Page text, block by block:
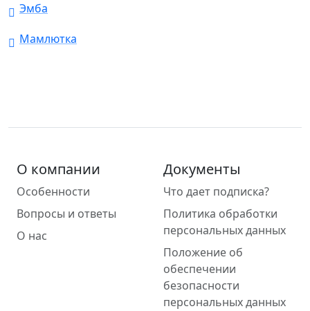
Эмба
Мамлютка
О компании
Особенности
Вопросы и ответы
О нас
Документы
Что дает подписка?
Политика обработки
персональных данных
Положение об
обеспечении
безопасности
персональных данных